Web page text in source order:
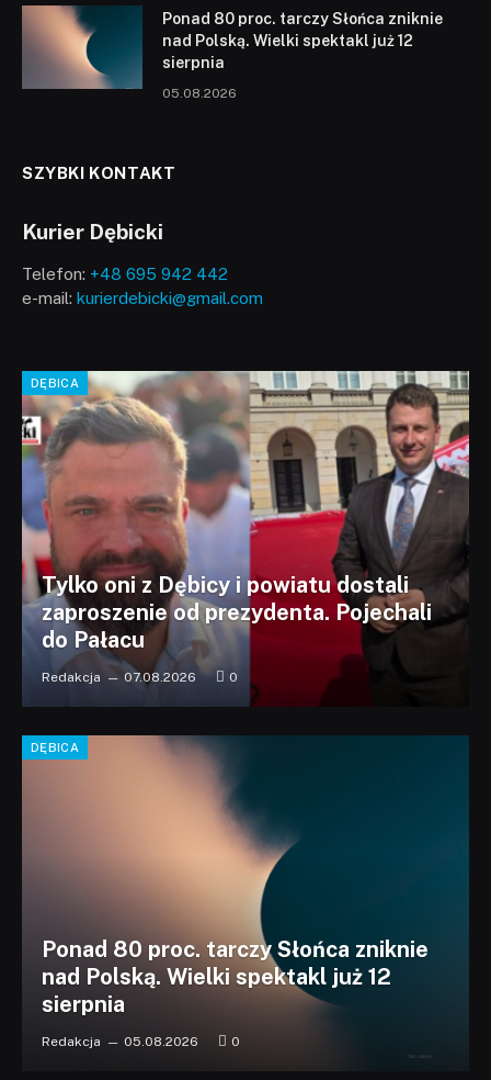
Ponad 80 proc. tarczy Słońca zniknie
nad Polską. Wielki spektakl już 12
sierpnia
05.08.2026
SZYBKI KONTAKT
Kurier Dębicki
Telefon: +48 695 942 442
e-mail: kurierdebicki@gmail.com
DĘBICA
Tylko oni z Dębicy i powiatu dostali
zaproszenie od prezydenta. Pojechali
do Pałacu
Redakcja 07.08.2026 0
DĘBICA
Ponad 80 proc. tarczy Słońca zniknie
nad Polską. Wielki spektakl już 12
sierpnia
Redakcja 05.08.2026 0